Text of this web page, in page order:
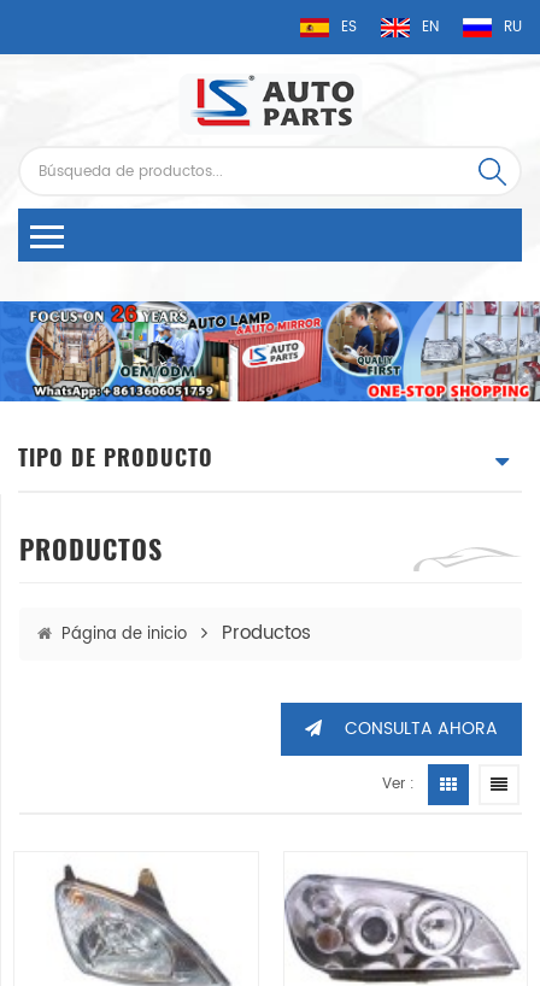
ES EN RU
TIPO DE PRODUCTO
PRODUCTOS
Página de inicio Productos
CONSULTA AHORA
Ver :